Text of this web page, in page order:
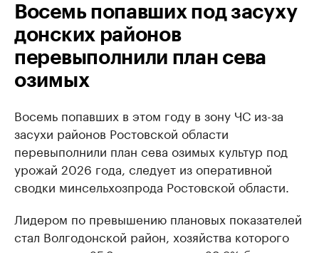
Восемь попавших под засуху
донских районов
перевыполнили план сева
озимых
Восемь попавших в этом году в зону ЧС из-за
засухи районов Ростовской области
перевыполнили план сева озимых культур под
урожай 2026 года, следует из оперативной
сводки минсельхозпрода Ростовской области.
Лидером по превышению плановых показателей
стал Волгодонской район, хозяйства которого